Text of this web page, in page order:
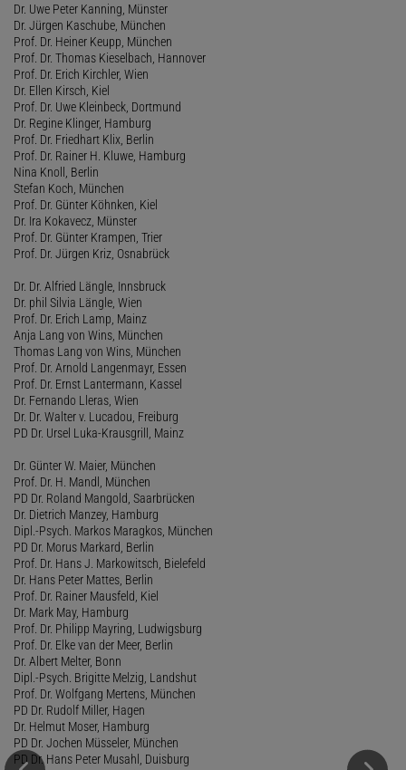
Dr. Uwe Peter Kanning, Münster
Dr. Jürgen Kaschube, München
Prof. Dr. Heiner Keupp, München
Prof. Dr. Thomas Kieselbach, Hannover
Prof. Dr. Erich Kirchler, Wien
Dr. Ellen Kirsch, Kiel
Prof. Dr. Uwe Kleinbeck, Dortmund
Dr. Regine Klinger, Hamburg
Prof. Dr. Friedhart Klix, Berlin
Prof. Dr. Rainer H. Kluwe, Hamburg
Nina Knoll, Berlin
Stefan Koch, München
Prof. Dr. Günter Köhnken, Kiel
Dr. Ira Kokavecz, Münster
Prof. Dr. Günter Krampen, Trier
Prof. Dr. Jürgen Kriz, Osnabrück
Dr. Dr. Alfried Längle, Innsbruck
Dr. phil Silvia Längle, Wien
Prof. Dr. Erich Lamp, Mainz
Anja Lang von Wins, München
Thomas Lang von Wins, München
Prof. Dr. Arnold Langenmayr, Essen
Prof. Dr. Ernst Lantermann, Kassel
Dr. Fernando Lleras, Wien
Dr. Dr. Walter v. Lucadou, Freiburg
PD Dr. Ursel Luka-Krausgrill, Mainz
Dr. Günter W. Maier, München
Prof. Dr. H. Mandl, München
PD Dr. Roland Mangold, Saarbrücken
Dr. Dietrich Manzey, Hamburg
Dipl.-Psych. Markos Maragkos, München
PD Dr. Morus Markard, Berlin
Prof. Dr. Hans J. Markowitsch, Bielefeld
Dr. Hans Peter Mattes, Berlin
Prof. Dr. Rainer Mausfeld, Kiel
Dr. Mark May, Hamburg
Prof. Dr. Philipp Mayring, Ludwigsburg
Prof. Dr. Elke van der Meer, Berlin
Dr. Albert Melter, Bonn
Dipl.-Psych. Brigitte Melzig, Landshut
Prof. Dr. Wolfgang Mertens, München
PD Dr. Rudolf Miller, Hagen
Dr. Helmut Moser, Hamburg
PD Dr. Jochen Müsseler, München
PD Dr. Hans Peter Musahl, Duisburg